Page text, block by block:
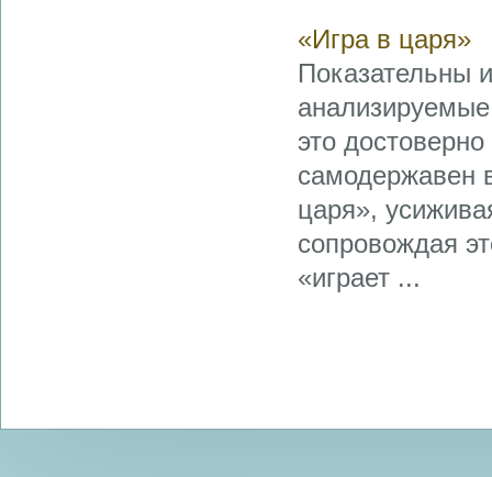
«Игра в царя»
Показательны
это
самодержавен
царя»,
сопровождая
«играет ...